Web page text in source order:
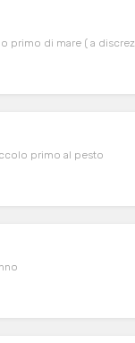
primo di mare ( a
primo al pesto